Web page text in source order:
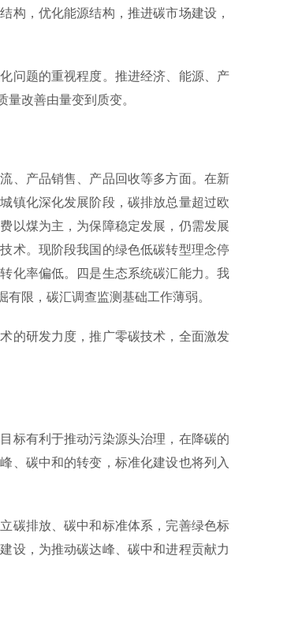
，优化能源结构，推进碳市场建设，
题的重视程度。推进经济、能源、产
改善由量变到质变。
产品销售、产品回收等多方面。在新
镇化深化发展阶段，碳排放总量超过欧
以煤为主，为保障稳定发展，仍需发展
术。现阶段我国的绿色低碳转型理念停
化率偏低。四是生态系统碳汇能力。我
限，碳汇调查监测基础工作薄弱。
研发力度，推广零碳技术，全面激发
有利于推动污染源头治理，在降碳的
、碳中和的转变，标准化建设也将列入
排放、碳中和标准体系，完善绿色标
设，为推动碳达峰、碳中和进程贡献力